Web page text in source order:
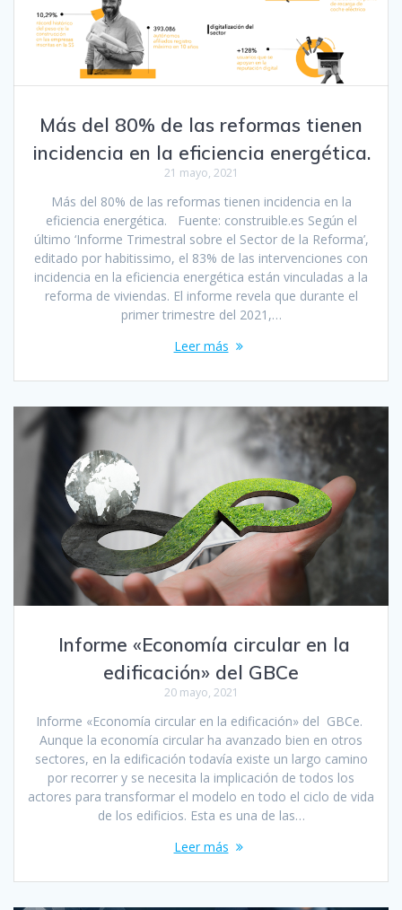
Más del 80% de las reformas tienen
incidencia en la eficiencia energética.
21 mayo, 2021
Más del 80% de las reformas tienen incidencia en la
eficiencia energética. Fuente: construible.es Según el
último ‘Informe Trimestral sobre el Sector de la Reforma’,
editado por habitissimo, el 83% de las intervenciones con
incidencia en la eficiencia energética están vinculadas a la
reforma de viviendas. El informe revela que durante el
primer trimestre del 2021,…
Leer más
Informe «Economía circular en la
edificación» del GBCe
20 mayo, 2021
Informe «Economía circular en la edificación» del GBCe.
Aunque la economía circular ha avanzado bien en otros
sectores, en la edificación todavía existe un largo camino
por recorrer y se necesita la implicación de todos los
actores para transformar el modelo en todo el ciclo de vida
de los edificios. Esta es una de las…
Leer más